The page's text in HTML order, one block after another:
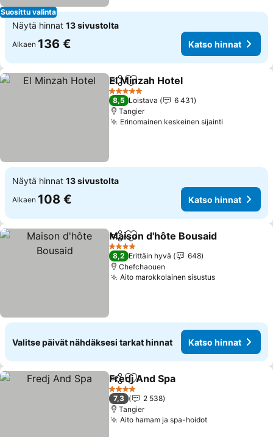
Suosittu valinta
Näytä hinnat 13 sivustolta
Alkaen 136 € Katso hinnat
Jaa Lisää suosikkeihin
El Minzah Hotel
5 Tähtiluokitus
8,5 Loistava
6 431
Tangier
Erinomainen keskeinen sijainti
Näytä hinnat 13 sivustolta
Alkaen 108 € Katso hinnat
Jaa Lisää suosikkeihin
Maison d'hôte Bousaid
4 Tähtiluokitus
8,2 Erittäin hyvä
648
Chefchaouen
Aito marokkolainen sisustusKatso hinnat
Valitse päivät nähdäksesi tarkat hinnat Katso hinnat
Jaa Lisää suosikkeihin
Fredj And Spa
4 Tähtiluokitus
7,3
2 538
Tangier
Aito hamam ja spa-hoidotKatso hinnat